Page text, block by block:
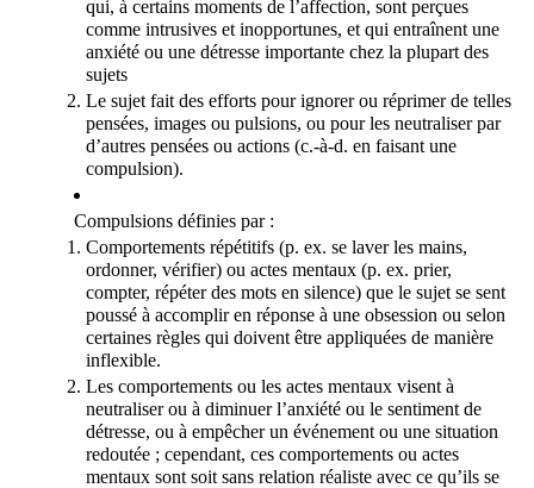
qui, à certains moments de l’affection, sont perçues
comme intrusives et inopportunes, et qui entraînent une
anxiété ou une détresse importante chez la plupart des
sujets
Le sujet fait des efforts pour ignorer ou réprimer de telles
pensées, images ou pulsions, ou pour les neutraliser par
d’autres pensées ou actions (c.-à-d. en faisant une
compulsion).
Compulsions définies par :
Comportements répétitifs (p. ex. se laver les mains,
ordonner, vérifier) ou actes mentaux (p. ex. prier,
compter, répéter des mots en silence) que le sujet se sent
poussé à accomplir en réponse à une obsession ou selon
certaines règles qui doivent être appliquées de manière
inflexible.
Les comportements ou les actes mentaux visent à
neutraliser ou à diminuer l’anxiété ou le sentiment de
détresse, ou à empêcher un événement ou une situation
redoutée ; cependant, ces comportements ou actes
mentaux sont soit sans relation réaliste avec ce qu’ils se